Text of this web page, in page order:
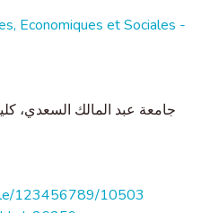
Economiques et Sociales -
جامعة عبد المالك السعدي،
123456789/10503